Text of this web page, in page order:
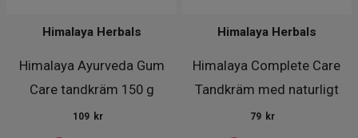
Himalaya Ayurveda Gum
Care tandkräm 150 g
Himalaya Herbals
109 kr
Himalaya Complete Care
Tandkräm med naturligt
fluo
Himalaya Herbals
79 kr